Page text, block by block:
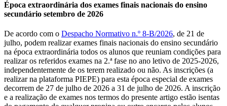
Época extraordinária dos exames finais nacionais do ensino
secundário setembro de 2026
De acordo com o Despacho Normativo n.º 8-B/2026, de 21 de
julho, podem realizar exames finais nacionais do ensino secundário
na época extraordinária todos os alunos que reuniam condições para
realizar os referidos exames na 2.ª fase no ano letivo de 2025-2026,
independentemente de os terem realizado ou não. As inscrições (a
realizar na plataforma PIEPE) para esta época especial de exames
decorrem de 27 de julho de 2026 a 31 de julho de 2026. A inscrição
e a realização de exames nos termos do presente artigo estão isentas